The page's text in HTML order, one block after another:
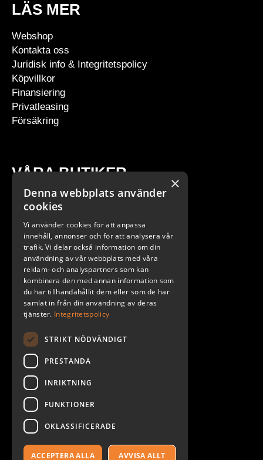
LÄS MER
Webshop
Kontakta oss
Juridisk info & Integritetspolicy
Köpvillkor
Finansiering
Privatleasing
Försäkring
VÅRA BUTIKER
Stockholm
Göteborg
Malmö
2026. ALL RIGHTS RESERVED.
POWERED BY EMPORI CMS
×
Denna webbplats använder
cookies
Vi använder cookies för att anpassa
innehåll, annonser och för att analysera vår
trafik. Vi delar också information om din
användning av vår webbplats med våra
reklam- och analyspartners som kan
kombinera den med annan information som
du har tillhandahållit dem eller som de har
samlat in från din användning av deras
tjänster. Integritetspolicy
STRIKT NÖDVÄNDIGT
PRESTANDA
INRIKTNING
FUNKTIONER
OKLASSIFICERADE
ACCEPTERA ALLA AVVISA ALLT